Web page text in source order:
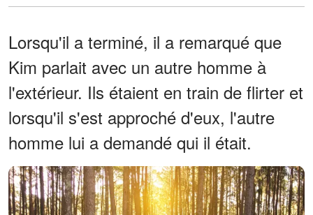
Lorsqu'il a terminé, il a remarqué que
Kim parlait avec un autre homme à
l'extérieur. Ils étaient en train de flirter et
lorsqu'il s'est approché d'eux, l'autre
homme lui a demandé qui il était.